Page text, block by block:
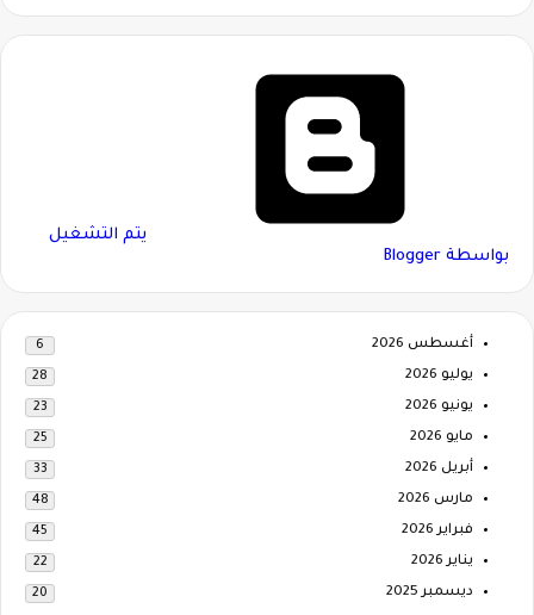
‏يتم التشغيل
بواسطة Blogger
أغسطس 2026 6
يوليو 2026 28
يونيو 2026 23
مايو 2026 25
أبريل 2026 33
مارس 2026 48
فبراير 2026 45
يناير 2026 22
ديسمبر 2025 20